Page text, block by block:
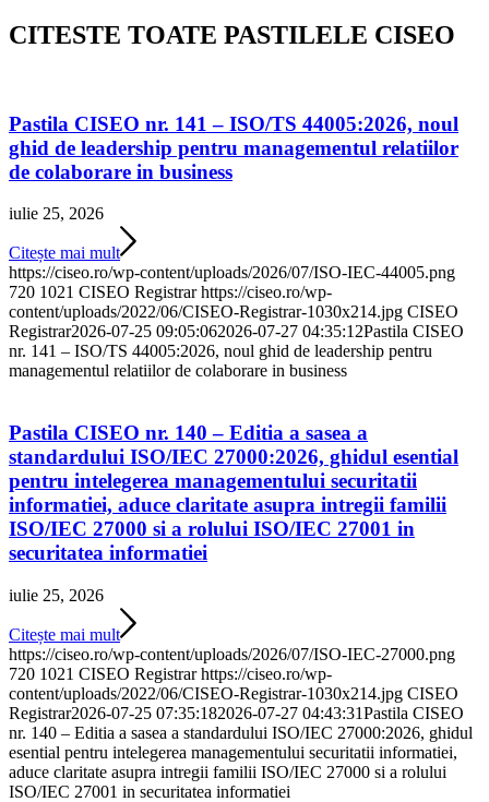
CITESTE TOATE PASTILELE CISEO
Pastila CISEO nr. 141 – ISO/TS 44005:2026, noul
ghid de leadership pentru managementul relatiilor
de colaborare in business
iulie 25, 2026
Citește mai mult
https://ciseo.ro/wp-content/uploads/2026/07/ISO-IEC-44005.png
720 1021 CISEO Registrar https://ciseo.ro/wp-
content/uploads/2022/06/CISEO-Registrar-1030x214.jpg CISEO
Registrar2026-07-25 09:05:062026-07-27 04:35:12Pastila CISEO
nr. 141 – ISO/TS 44005:2026, noul ghid de leadership pentru
managementul relatiilor de colaborare in business
Pastila CISEO nr. 140 – Editia a sasea a
standardului ISO/IEC 27000:2026, ghidul esential
pentru intelegerea managementului securitatii
informatiei, aduce claritate asupra intregii familii
ISO/IEC 27000 si a rolului ISO/IEC 27001 in
securitatea informatiei
iulie 25, 2026
Citește mai mult
https://ciseo.ro/wp-content/uploads/2026/07/ISO-IEC-27000.png
720 1021 CISEO Registrar https://ciseo.ro/wp-
content/uploads/2022/06/CISEO-Registrar-1030x214.jpg CISEO
Registrar2026-07-25 07:35:182026-07-27 04:43:31Pastila CISEO
nr. 140 – Editia a sasea a standardului ISO/IEC 27000:2026, ghidul
esential pentru intelegerea managementului securitatii informatiei,
aduce claritate asupra intregii familii ISO/IEC 27000 si a rolului
ISO/IEC 27001 in securitatea informatiei